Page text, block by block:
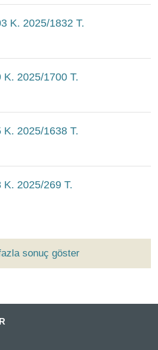
K. 2025/1832 T.
2025/1700 T.
2025/1638 T.
2025/269 T.
sonuç göster